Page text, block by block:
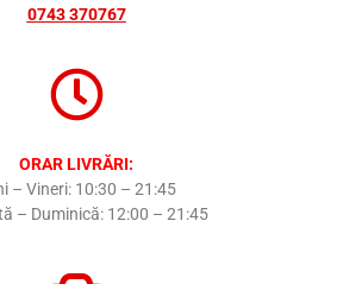
0743 370767
ORAR LIVRĂRI:
– Vineri: 10:30 – 21:45
– Duminică: 12:00 – 21:45